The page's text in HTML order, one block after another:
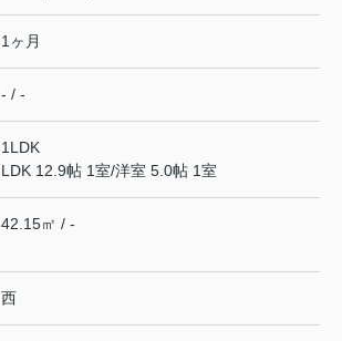
1ヶ月
- / -
1LDK
LDK 12.9帖 1室/洋室 5.0帖 1室
42.15㎡ / -
西